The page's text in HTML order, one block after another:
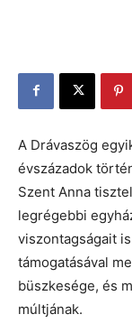
A Drávaszög
évszázadok
Szent Anna
legrégebbi
viszontagságait
támogatásával
büszkesége, és
múltjának.